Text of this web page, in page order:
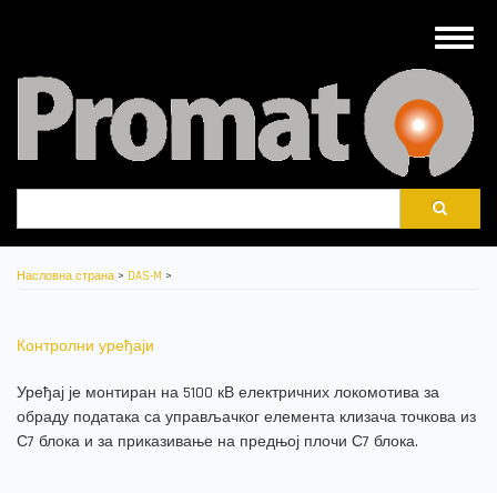
content
Toggle
Насловна страна > DAS-M >
Контролни уређаји
Уређај је монтиран на 5100 кВ електричних локомотива за
обраду података са управљачког елемента клизача точкова из
С7 блока и за приказивање на предњој плочи С7 блока.